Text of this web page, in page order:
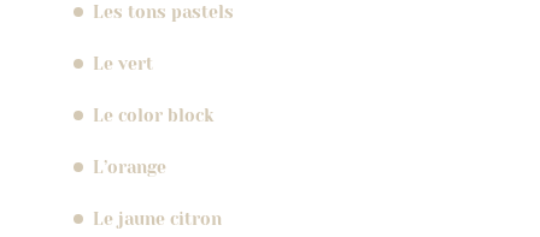
Les tons pastels
Le vert
Le color block
L’orange
Le jaune citron